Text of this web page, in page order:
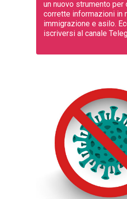
un nuovo strumento
corrette informazioni in
immigrazione e asilo.
iscriversi al canale